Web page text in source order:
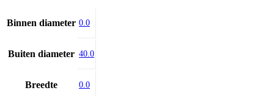
Binnen diameter 0.0
Buiten diameter 40.0
Breedte 0.0